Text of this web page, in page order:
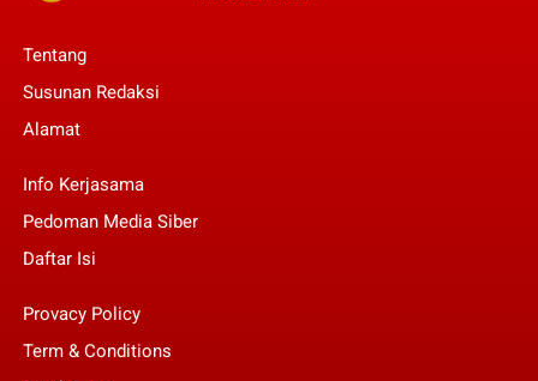
Tentang
Susunan Redaksi
Alamat
Info Kerjasama
Pedoman Media Siber
Daftar Isi
Provacy Policy
Term & Conditions